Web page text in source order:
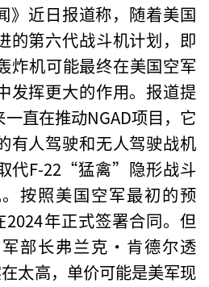
》近日报道称，随着美国
的第六代战斗机计划，即
炸机可能最终在美国空军
发挥更大的作用。报道提
直在推动NGAD项目，它
有人驾驶和无人驾驶战机
代F-22“猛禽”隐形战斗
按照美国空军最初的预
2024年正式签署合同。但
部长弗兰克·肯德尔透
太高，单价可能是美军现